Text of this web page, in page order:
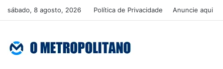
sábado, 8 agosto, 2026 Política de Privacidade Anuncie aqui